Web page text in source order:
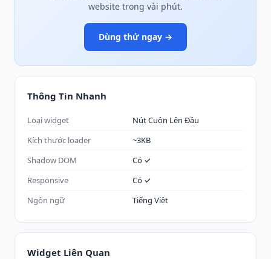
website trong vài phút.
Dùng thử ngay →
Thông Tin Nhanh
Loại widget
Nút Cuộn Lên Đầu
Kích thước loader
~3KB
Shadow DOM
Có ✓
Responsive
Có ✓
Ngôn ngữ
Tiếng Việt
Widget Liên Quan